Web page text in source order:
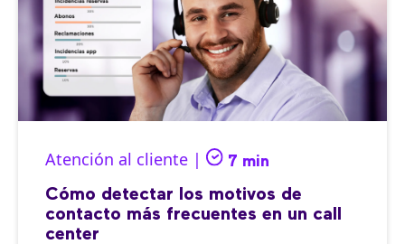
Atención al cliente | 7 min
Cómo detectar los motivos de
contacto más frecuentes en un call
center